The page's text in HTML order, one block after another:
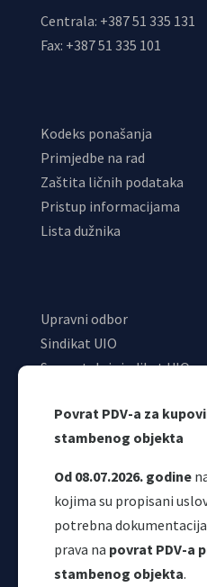
Povrat PDV-a za
stambenog objekta
Od 08.07.2026. godine
kojima su propisani
potrebna
prava na povrat PDV-a
stambenog objekta.
Centrala: +387 51 335 131
Fax: +387 51 335 101
Kodeks ponašanja
Primjedbe na rad
Zaštita ličnih podataka
Pristup informacijama
Lista dužnika
Upravni odbor
Sindikat UIO
Samostalni sindikat UIO
Odjeljenje za
Korisni linkovi